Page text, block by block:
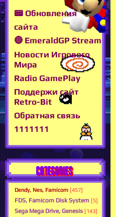
📟 Обновления
сайта
🔴 EmeraldGP Stream
Новости Игрового
Мира
Radio GamePlay
Поддержи сайт
Retro-Bit
Обратная связь
1111111
CATEGORIES
Dendy, Nes, Famicom [457]
FDS, Famicom Disk System [5]
Sega Mega Drive, Genesis [143]